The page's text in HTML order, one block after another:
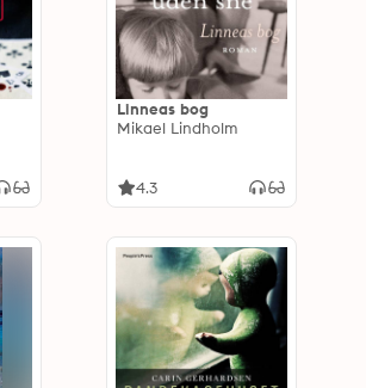
Linneas bog
Mikael Lindholm
4.3